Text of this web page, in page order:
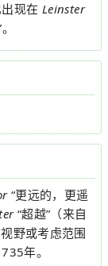
现在 Leinster
“更远的，更遥
“超越”（来自
野或考虑范围
年。